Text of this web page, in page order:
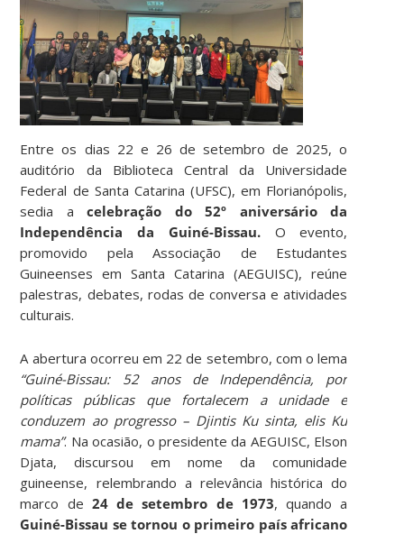
Entre os dias 22 e 26 de setembro de 2025, o
auditório da Biblioteca Central da Universidade
Federal de Santa Catarina (UFSC), em Florianópolis,
sedia acelebração do 52º aniversário da
Independência da Guiné-Bissau.O evento,
promovido pela Associação de Estudantes
Guineenses em Santa Catarina (AEGUISC), reúne
palestras, debates, rodas de conversa e atividades
culturais.
A abertura ocorreu em 22 de setembro, com o lema
“Guiné-Bissau: 52 anos de Independência, por
políticas públicas que fortalecem a unidade e
conduzem ao progresso – Djintis Ku sinta, elis Ku
mama”. Na ocasião, o presidente da AEGUISC, Elson
Djata, discursou em nome da comunidade
guineense, relembrando a relevância histórica do
marco de 24 de setembro de 1973, quando a
Guiné-Bissau se tornou o primeiro país africano